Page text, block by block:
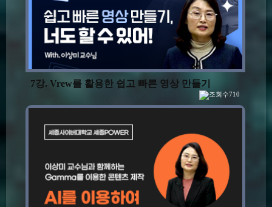
7강. Vrew를 활용한 쉽고 빠른 영상 만들기
710